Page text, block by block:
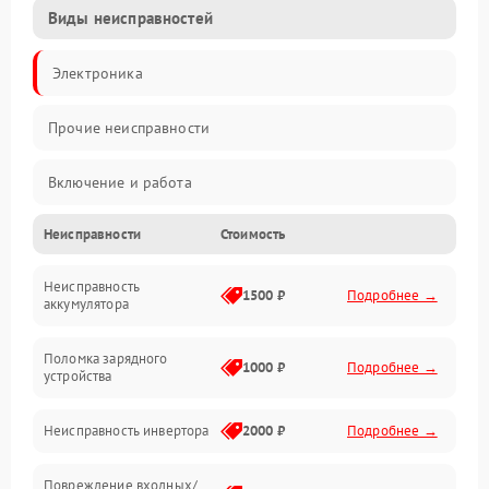
Виды неисправностей
Электроника
Прочие неисправности
Включение и работа
Работа с нагрузкой
Звук и индикация
Неисправности Стоимость
Неисправность
аккумулятора
1500 ₽ Подробнее →
Поломка зарядного
устройства
1000 ₽ Подробнее →
Неисправность инвертора 2000 ₽ Подробнее →
Повреждение входных/